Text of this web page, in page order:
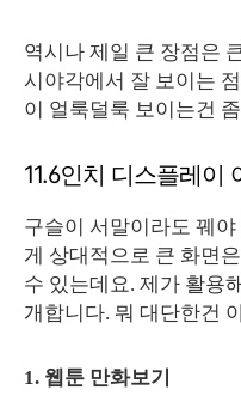
역시나 제일 큰 장점은
시야각에서 잘 보이는
이 얼룩덜룩 보이는건
11.6인치 디스플레이
구슬이 서말이라도 꿰
게 상대적으로 큰 화면
수 있는데요. 제가 활용
개합니다. 뭐 대단한건
1. 웹툰 만화보기